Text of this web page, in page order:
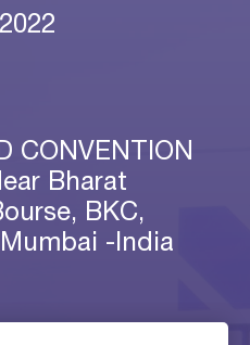
CONVENTION
Bharat
BKC,
Mumbai -India